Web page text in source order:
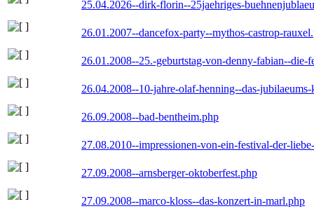
25.04.2026--dirk-florin--25jaehriges-
26.01.2007--dancefox-party--mythos-castrop-
26.01.2008--25.-geburtstag-von-denny-fabian--die-
26.04.2008--10-jahre-olaf-henning--das-
26.09.2008--bad-bentheim.php
27.08.2010--impressionen-von-ein-festival-der-
27.09.2008--arnsberger-oktoberfest.php
27.09.2008--marco-kloss--das-konzert-in-marl.php